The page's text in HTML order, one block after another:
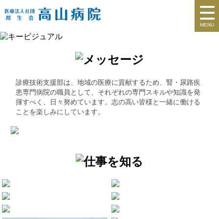
MENU
診療技術支援部は、地域の医療に貢献するため、腎・尿路疾
患専門病院の職員として、それぞれの専門スキルや知識を発
揮すべく、日々努めています。志の高い皆様と一緒に働ける
ことを楽しみにしています。